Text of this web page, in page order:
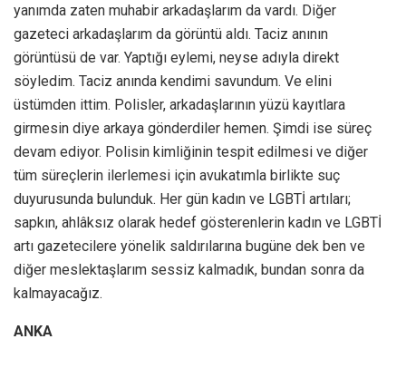
yanımda zaten muhabir arkadaşlarım da vardı. Diğer
gazeteci arkadaşlarım da görüntü aldı. Taciz anının
görüntüsü de var. Yaptığı eylemi, neyse adıyla direkt
söyledim. Taciz anında kendimi savundum. Ve elini
üstümden ittim. Polisler, arkadaşlarının yüzü kayıtlara
girmesin diye arkaya gönderdiler hemen. Şimdi ise süreç
devam ediyor. Polisin kimliğinin tespit edilmesi ve diğer
tüm süreçlerin ilerlemesi için avukatımla birlikte suç
duyurusunda bulunduk. Her gün kadın ve LGBTİ artıları;
sapkın, ahlâksız olarak hedef gösterenlerin kadın ve LGBTİ
artı gazetecilere yönelik saldırılarına bugüne dek ben ve
diğer meslektaşlarım sessiz kalmadık, bundan sonra da
kalmayacağız.
ANKA